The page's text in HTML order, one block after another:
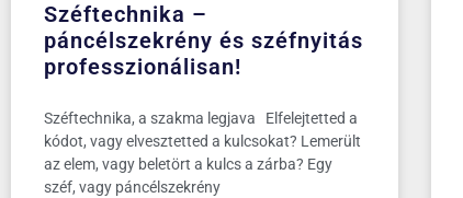
Széftechnika –
páncélszekrény és széfnyitás
professzionálisan!
Széftechnika, a szakma legjava Elfelejtetted a
kódot, vagy elvesztetted a kulcsokat? Lemerült
az elem, vagy beletört a kulcs a zárba? Egy
széf, vagy páncélszekrény